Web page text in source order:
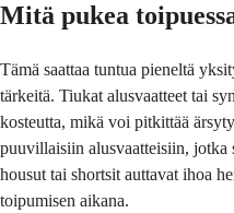
Mitä pukea
Tämä saattaa tuntua pieneltä
tärkeitä. Tiukat alusvaatteet tai
kosteutta, mikä voi pitkittää
puuvillaisiin alusvaatteisiin,
housut tai shortsit auttavat ihoa
toipumisen aikana.